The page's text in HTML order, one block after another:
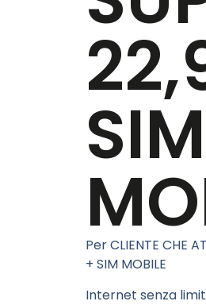
SIM
Per CLIENTE CHE
+ SIM MOBILE
Internet senza